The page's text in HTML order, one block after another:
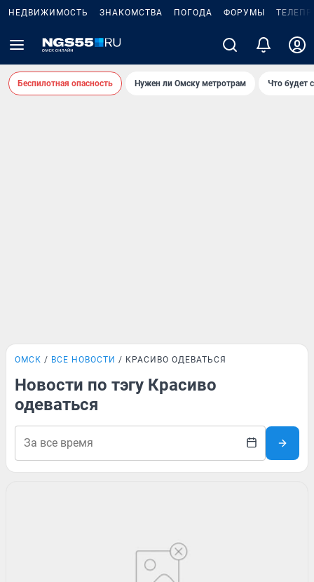
НЕДВИЖИМОСТЬ ЗНАКОМСТВА ПОГОДА ФОРУМЫ
Беспилотная опасность Нужен ли Омску метротрам Что будет
ОМСК ВСЕ НОВОСТИ КРАСИВО ОДЕВАТЬСЯ
Новости по тэгу Красиво
одеваться